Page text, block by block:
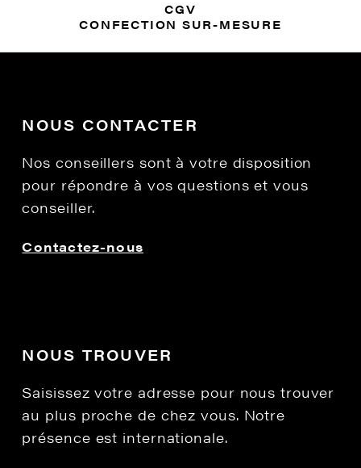
CGV
CONFECTION SUR-MESURE
NOUS CONTACTER
Nos conseillers sont à votre disposition
pour répondre à vos questions et vous
conseiller.
Contactez-nous
NOUS TROUVER
Saisissez votre adresse pour nous trouver
au plus proche de chez vous. Notre
présence est internationale.